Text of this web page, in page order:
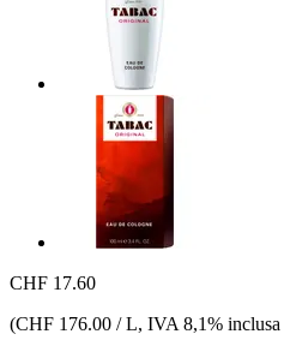
CHF 17.60
(CHF 176.00 / L, IVA 8,1% inclusa